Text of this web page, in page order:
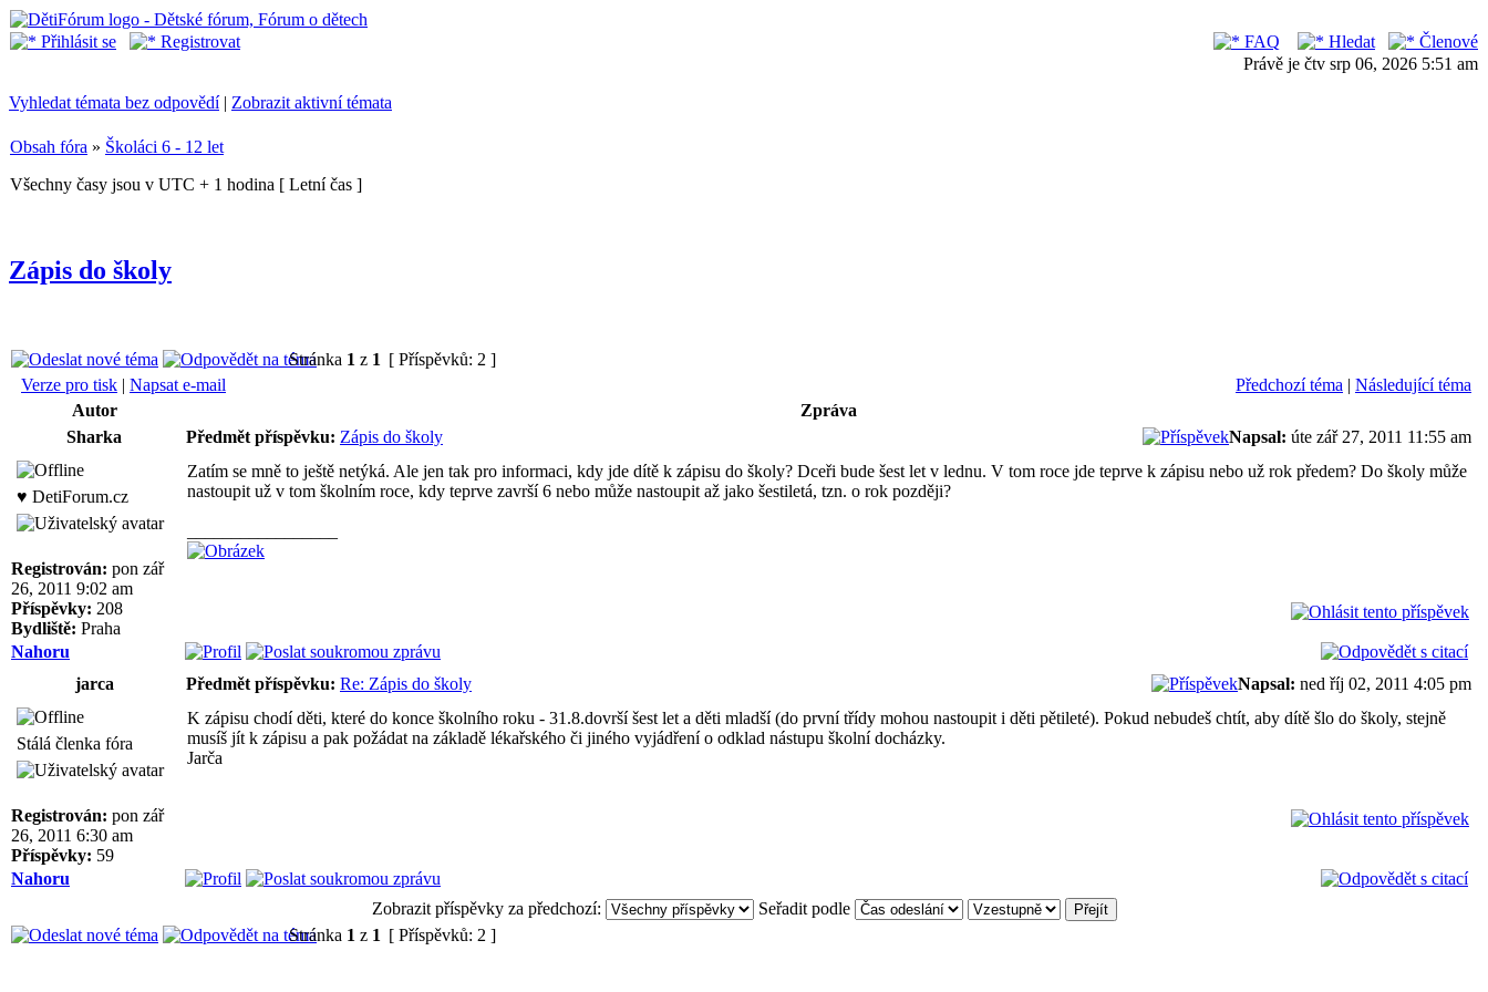
Přihlásit se Registrovat FAQ Hledat
Členové
Právě je čtv srp 06, 2026 5:51 am
Vyhledat témata bez odpovědí| Zobrazit aktivní témata
Obsah fóra » Školáci 6 - 12 let
Všechny časy jsou v UTC + 1 hodina [ Letní čas ]
Zápis do školy
Stránka 1 z 1 [ Příspěvků: 2 ]
Verze pro tisk | Napsat e-mail Předchozí téma | Následující téma
Autor
Zpráva
Sharka
Předmět příspěvku: Zápis do školy Napsal: úte zář 27, 2011 11:55 am
♥ DetiForum.cz
Registrován: pon zář
26, 2011 9:02 am
Příspěvky: 208
Bydliště: Praha
Zatím se mně to ještě netýká. Ale jen tak pro informaci, kdy jde dítě k zápisu do školy? Dceři bude šest let v lednu. V tom roce jde teprve k zápisu nebo už rok předem? Do školy může
nastoupit už v tom školním roce, kdy teprve završí 6 nebo může nastoupit až jako šestiletá, tzn. o rok později?
Nahoru
jarca
Předmět příspěvku: Re: Zápis do školy Napsal: ned říj 02, 2011 4:05 pm
Stálá členka fóra
Registrován: pon zář
26, 2011 6:30 am
Příspěvky: 59
K zápisu chodí děti, které do konce školního roku - 31.8.dovrší šest let a děti mladší (do první třídy mohou nastoupit i děti pětileté). Pokud nebudeš chtít, aby dítě šlo do školy, stejně
musíš jít k zápisu a pak požádat na základě lékařského či jiného vyjádření o odklad nástupu školní docházky.
Jarča
Nahoru
Zobrazit příspěvky za předchozí:
Seřadit podle
Stránka 1 z 1 [ Příspěvků: 2 ]